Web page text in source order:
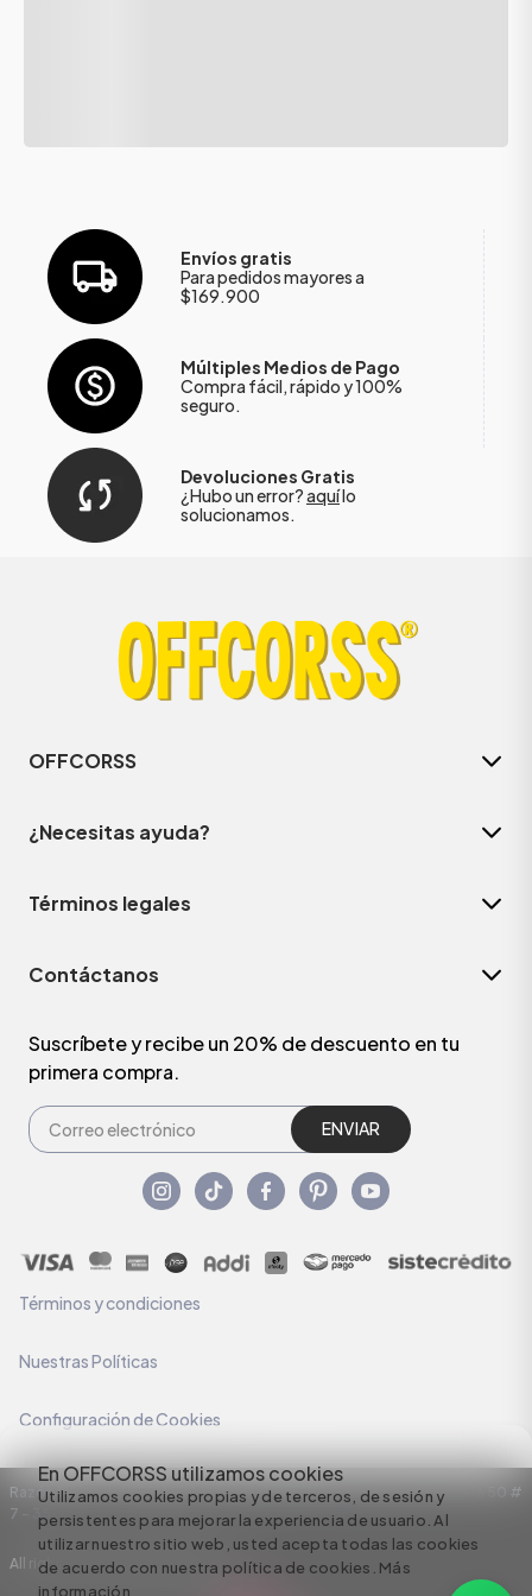
En OFFCORSS utilizamos cookies
Utilizamos cookies propias y de terceros, de sesión y
persistentes para mejorar la experiencia de usuario. Al
utilizar nuestro sitio web, usted acepta todas las cookies
de acuerdo con nuestra política de cookies. Más
información
Envíos gratis
Para pedidos mayores a
$169.900
Múltiples Medios de Pago
Compra fácil, rápido y 100%
seguro.
Devoluciones Gratis
¿Hubo un error?aquílo
solucionamos.
OFFCORSS
¿Necesitas ayuda?
Términos legales
Contáctanos
Suscríbete y recibe un 20% de descuento en tu
primera compra.
ENVIAR
Términos y condiciones
Nuestras Políticas
Configuración de Cookies
Razón Social: C.I HERMECO S.A. NIT: 890924167-6 Dirección: Carrera 50 #
7 – 35
All rights reserved empowered by